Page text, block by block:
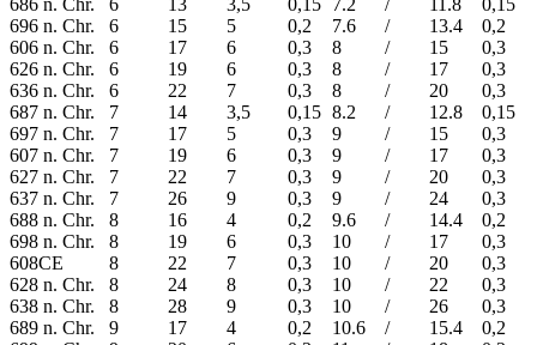
696 n. Chr.
6 15 5 0,2 7.6 / 13.4
0,2
606 n. Chr.
6 17 6 0,3 8 / 15
0,3
626 n. Chr.
6 19 6 0,3 8 / 17
0,3
636 n. Chr.
6 22 7 0,3 8 / 20
0,3
687 n. Chr.
7 14 3,5 0,15 8.2 / 12.8
0,15
697 n. Chr.
7 17 5 0,3 9 / 15
0,3
607 n. Chr.
7 19 6 0,3 9 / 17
0,3
627 n. Chr.
7 22 7 0,3 9 / 20
0,3
637 n. Chr.
7 26 9 0,3 9 / 24
0,3
688 n. Chr.
8 16 4 0,2 9.6 / 14.4
0,2
698 n. Chr.
8 19 6 0,3 10 / 17
0,3
608CE
8 22 7 0,3 10 / 20
0,3
628 n. Chr.
8 24 8 0,3 10 / 22
0,3
638 n. Chr.
8 28 9 0,3 10 / 26
0,3
689 n. Chr.
9 17 4 0,2 10.6 / 15.4
0,2